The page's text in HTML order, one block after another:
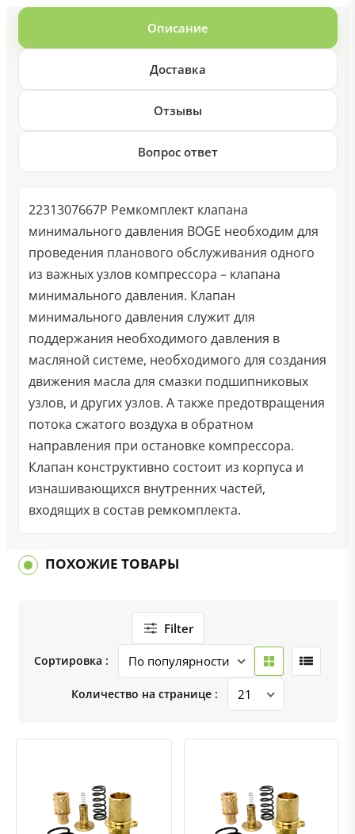
Описание
Доставка
Отзывы
Вопрос ответ
2231307667P Ремкомплект клапана
минимального давления BOGE необходим для
проведения планового обслуживания одного
из важных узлов компрессора – клапана
минимального давления. Клапан
минимального давления служит для
поддержания необходимого давления в
масляной системе, необходимого для создания
движения масла для смазки подшипниковых
узлов, и других узлов. А также предотвращения
потока сжатого воздуха в обратном
направления при остановке компрессора.
Клапан конструктивно состоит из корпуса и
изнашивающихся внутренних частей,
входящих в состав ремкомплекта.
ПОХОЖИЕ ТОВАРЫ
Filter
Сортировка :
Количество на странице :